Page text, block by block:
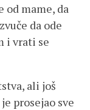
od mame, da
da ode
i vrati se
ali još
prosejao sve